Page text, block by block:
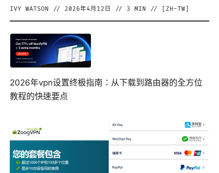
IVY WATSON // 2026年4月12日 // 3 MIN // [ ZH-TW
2026年vpn设置终极指南：从下载到路由器的全方位
教程的快速要点